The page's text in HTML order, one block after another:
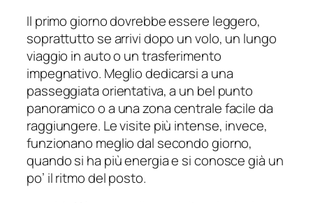
Il primo giorno dovrebbe essere leggero,
soprattutto se arrivi dopo un volo, un lungo
viaggio in auto o un trasferimento
impegnativo. Meglio dedicarsi a una
passeggiata orientativa, a un bel punto
panoramico o a una zona centrale facile da
raggiungere. Le visite più intense, invece,
funzionano meglio dal secondo giorno,
quando si ha più energia e si conosce già un
po’ il ritmo del posto.